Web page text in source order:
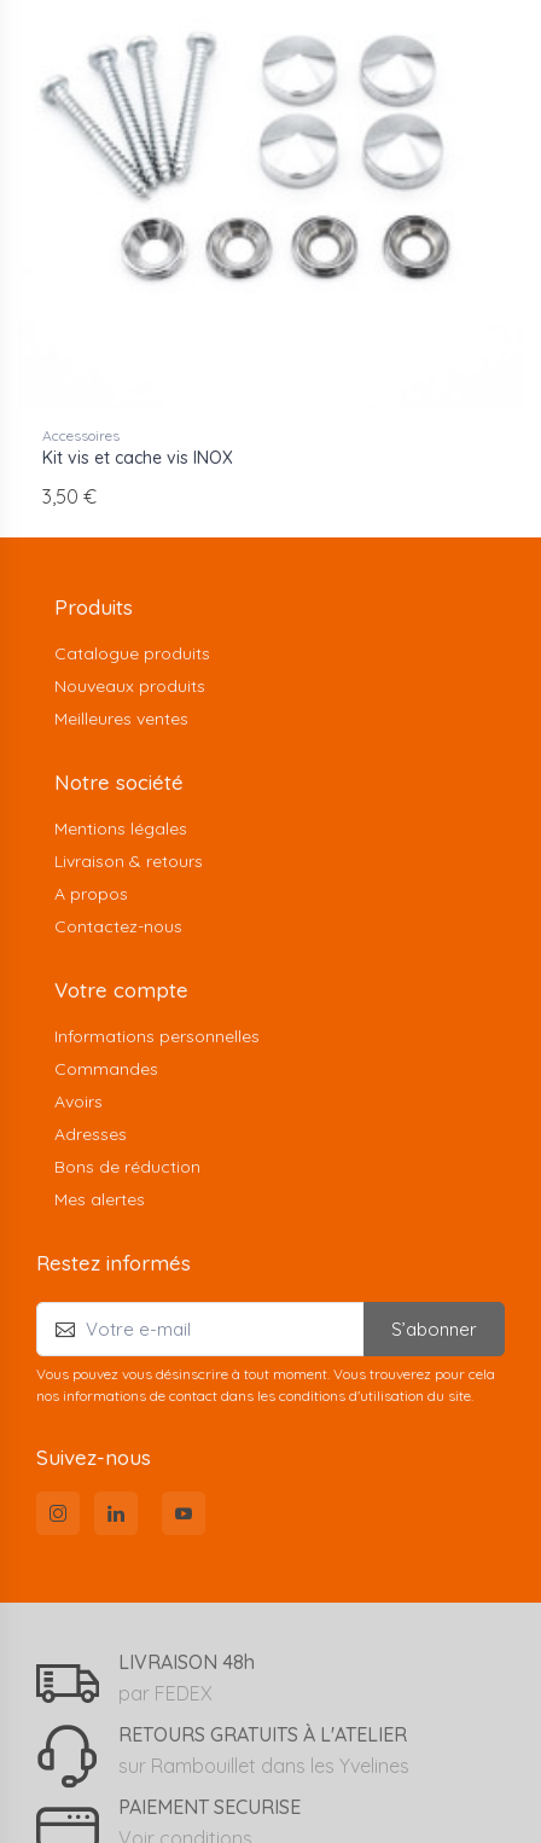
Accessoires
Kit vis et cache vis INOX
3,50 €
Produits
Catalogue produits
Nouveaux produits
Meilleures ventes
Notre société
Mentions légales
Livraison & retours
A propos
Contactez-nous
Votre compte
Informations personnelles
Commandes
Avoirs
Adresses
Bons de réduction
Mes alertes
Restez informés
S’abonner
Vous pouvez vous désinscrire à tout moment. Vous trouverez pour cela
nos informations de contact dans les conditions d'utilisation du site.
Suivez-nous
LIVRAISON 48h
par FEDEX
RETOURS GRATUITS À L'ATELIER
sur Rambouillet dans les Yvelines
PAIEMENT SECURISE
Voir conditions